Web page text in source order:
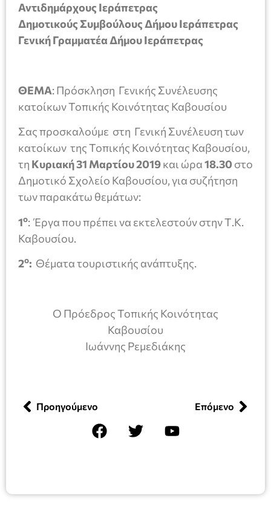
Αντιδημάρχους Ιεράπετρας
Δημοτικούς Συμβούλους Δήμου Ιεράπετρας
Γενική Γραμματέα Δήμου Ιεράπετρας
ΘΕΜΑ: Πρόσκληση Γενικής Συνέλευσης
κατοίκων Τοπικής Κοινότητας Καβουσίου
Σας προσκαλούμε στη Γενική Συνέλευση των
κατοίκων της Τοπικής Κοινότητας Καβουσίου,
τη Κυριακή 31 Μαρτίου 2019και ώρα18.30 στο
Δημοτικό Σχολείο Καβουσίου, για συζήτηση
των παρακάτω θεμάτων:
1ο: Έργα που πρέπει να εκτελεστούν στην Τ.Κ.
Καβουσίου.
2ο: Θέματα τουριστικής ανάπτυξης.
Ο Πρόεδρος Τοπικής Κοινότητας
Καβουσίου
Ιωάννης Ρεμεδιάκης
Προηγούμενο Επόμενο